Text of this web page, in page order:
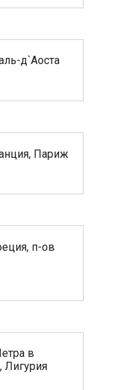
д`Аоста
Париж
п-ов
в
Лигурия